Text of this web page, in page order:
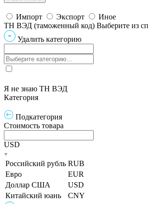
Импорт Экспорт
Иное
ТН ВЭД (таможенный код) Выберите из
Удалить категорию
Я не знаю ТН ВЭД
Категория
Подкатегория
Стоимость товара
USD
Российский рубль RUB
Евро
EUR
Доллар США
USD
Китайский юань
CNY